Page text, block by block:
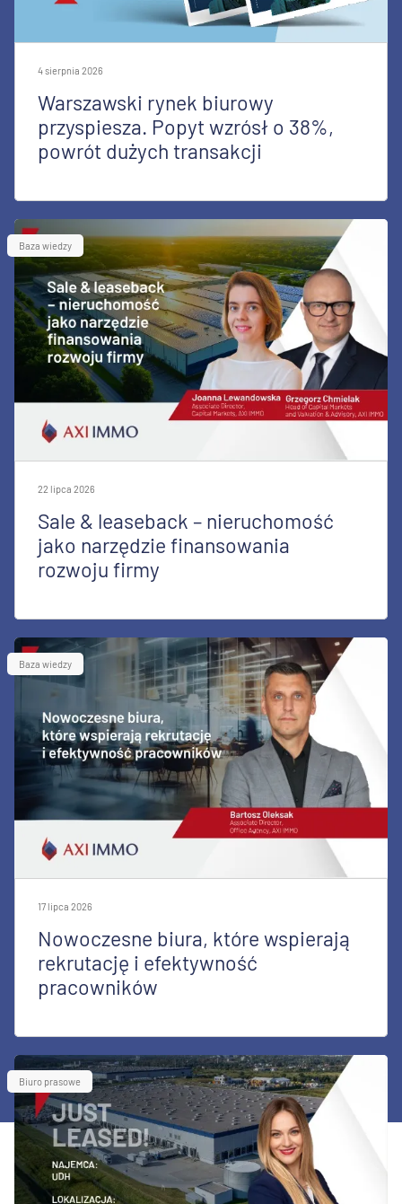
4 sierpnia 2026
Warszawski rynek biurowy
przyspiesza. Popyt wzrósł o 38%,
powrót dużych transakcji
Baza wiedzy
22 lipca 2026
Sale & leaseback – nieruchomość
jako narzędzie finansowania
rozwoju firmy
Baza wiedzy
17 lipca 2026
Nowoczesne biura, które wspierają
rekrutację i efektywność
pracowników
Biuro prasowe